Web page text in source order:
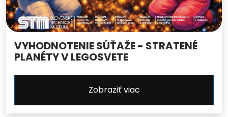
VYHODNOTENIE SÚŤAŽE - STRATENÉ
PLANÉTY V LEGOSVETE
Zobraziť viac